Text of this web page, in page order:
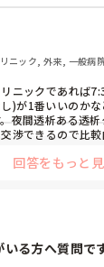
ニック, 外来, 一般病
ニックであれば
)が1番いいのか
夜間透析ある透
渉できるので比
回答をもっと
る方へ質問で